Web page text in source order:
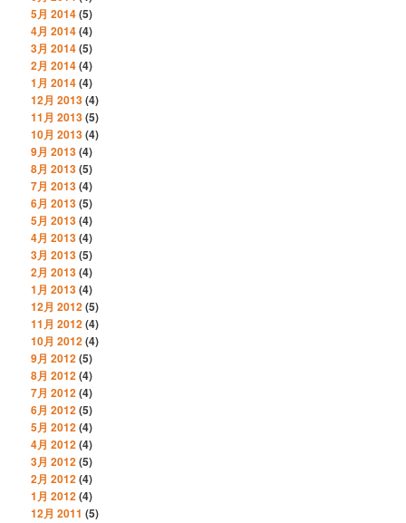
5月 2014(5)
4月 2014(4)
3月 2014(5)
2月 2014(4)
1月 2014(4)
12月 2013(4)
11月 2013(5)
10月 2013(4)
9月 2013(4)
8月 2013(5)
7月 2013(4)
6月 2013(5)
5月 2013(4)
4月 2013(4)
3月 2013(5)
2月 2013(4)
1月 2013(4)
12月 2012(5)
11月 2012(4)
10月 2012(4)
9月 2012(5)
8月 2012(4)
7月 2012(4)
6月 2012(5)
5月 2012(4)
4月 2012(4)
3月 2012(5)
2月 2012(4)
1月 2012(4)
12月 2011 (5)